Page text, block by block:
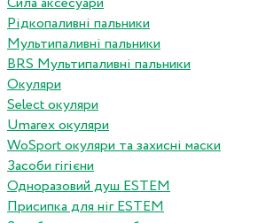
Рідкопаливні пальники
Мультипаливні пальники
BRS Мультипаливні пальники
Окуляри
Select окуляри
Umarex окуляри
WoSport окуляри та захисні маски
Засоби гігієни
Одноразовий душ ESTEM
Присипка для ніг ESTEM